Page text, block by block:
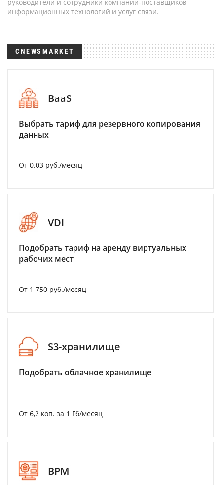
руководители и сотрудники компаний-поставщиков
информационных технологий и услуг связи.
CNEWSMARKET
BaaS
Выбрать тариф для резервного копирования
данных
От 0.03 руб./месяц
VDI
Подобрать тариф на аренду виртуальных
рабочих мест
От 1 750 руб./месяц
S3-хранилище
Подобрать облачное хранилище
От 6,2 коп. за 1 Гб/месяц
BPM